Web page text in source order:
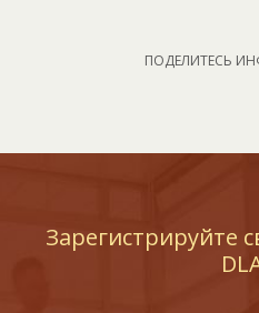
ПОДЕЛИТЕСЬ
Зарегистрируйте